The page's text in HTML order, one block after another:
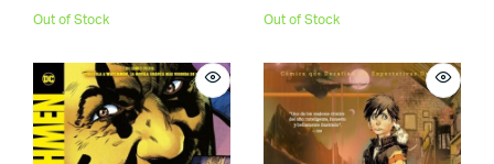
Out of Stock Out of Stock